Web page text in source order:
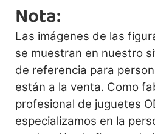
Nota:
Las imágenes de las
se muestran en nuestro
de referencia para
están a la venta. Como
profesional de juguetes
especializamos en la